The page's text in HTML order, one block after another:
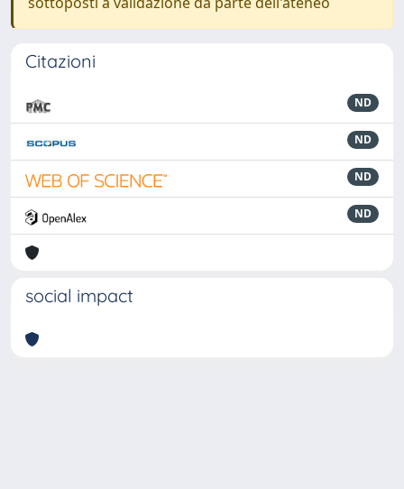
Citazioni
ND
ND
ND
ND
social impact